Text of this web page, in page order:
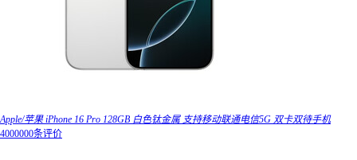
Apple/苹果 iPhone 16 Pro 128GB 白色钛金属 支持移动联通电信5G 双卡双待手机
4000000条评价